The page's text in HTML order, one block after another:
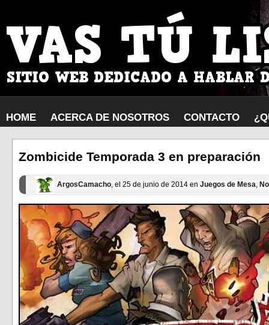
HOME ACERCA DE NOSOTROS CONTACTO
Zombicide Temporada 3 en preparación
ArgosCamacho, el 25 de junio de 2014 en Juegos de Mesa,